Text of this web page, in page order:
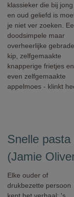
klassieker die bij jong
en oud geliefd is
je niet ver zoeken.
doodsimpele maar
overheerlijke
kip, zelfgemaakte
knapperige frietjes
even zelfgemaakte
appelmoes - klinkt
Snelle
(Jamie
Elke ouder of
drukbezette persoon